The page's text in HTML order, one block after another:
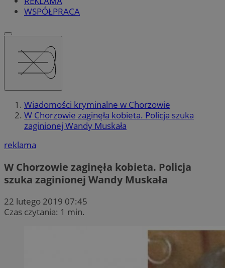
WSPÓŁPRACA
Wiadomości kryminalne w Chorzowie
W Chorzowie zaginęła kobieta. Policja szuka
zaginionej Wandy Muskała
reklama
W Chorzowie zaginęła kobieta. Policja
szuka zaginionej Wandy Muskała
22 lutego 2019 07:45
Czas czytania: 1 min.